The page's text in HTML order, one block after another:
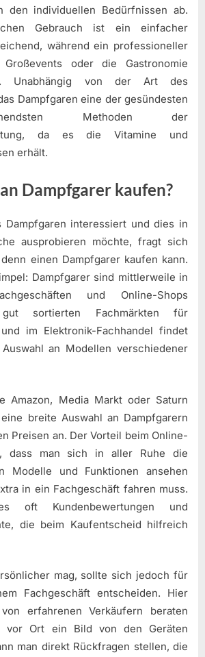
den individuellen Bedürfnissen ab.
Gebrauch ist ein einfacher
während ein professioneller
oder die Gastronomie
Unabhängig von der Art des
Dampfgaren eine der gesündesten
Methoden der
da es die Vitamine und
erhält.
Dampfgarer kaufen?
interessiert und dies in
ausprobieren möchte, fragt sich
einen Dampfgarer kaufen kann.
Dampfgarer sind mittlerweile in
und Online-Shops
sortierten Fachmärkten für
im Elektronik-Fachhandel findet
an Modellen verschiedener
Amazon, Media Markt oder Saturn
breite Auswahl an Dampfgarern
Preisen an. Der Vorteil beim Online-
dass man sich in aller Ruhe die
Modelle und Funktionen ansehen
in ein Fachgeschäft fahren muss.
oft Kundenbewertungen und
die beim Kaufentscheid hilfreich
mag, sollte sich jedoch für
Fachgeschäft entscheiden. Hier
erfahrenen Verkäufern beraten
vor Ort ein Bild von den Geräten
man direkt Rückfragen stellen, die